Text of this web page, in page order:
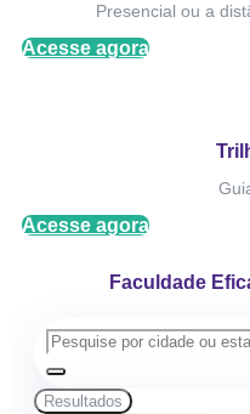
Presencial ou a
Acesse agora
Acesse agora
Faculdade
Resultados